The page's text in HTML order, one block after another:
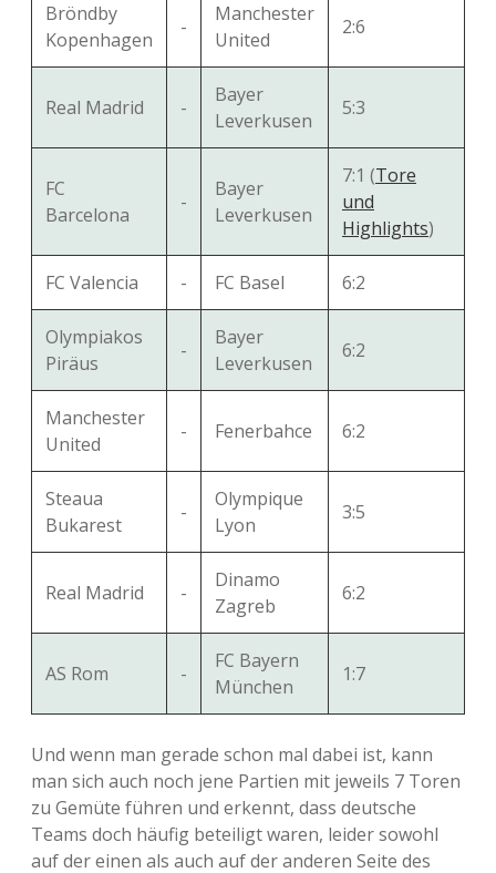
Bröndby
Kopenhagen
-
Manchester
United
2:6
Real Madrid -
Bayer
Leverkusen
5:3
FC
Barcelona
-
Bayer
Leverkusen
7:1 (Tore
und
Highlights)
FC Valencia - FC Basel 6:2
Olympiakos
Piräus
-
Bayer
Leverkusen
6:2
Manchester
United
- Fenerbahce 6:2
Steaua
Bukarest
-
Olympique
Lyon
3:5
Real Madrid -
Dinamo
Zagreb
6:2
AS Rom -
FC Bayern
München
1:7
Und wenn man gerade schon mal dabei ist, kann
man sich auch noch jene Partien mit jeweils 7 Toren
zu Gemüte führen und erkennt, dass deutsche
Teams doch häufig beteiligt waren, leider sowohl
auf der einen als auch auf der anderen Seite des